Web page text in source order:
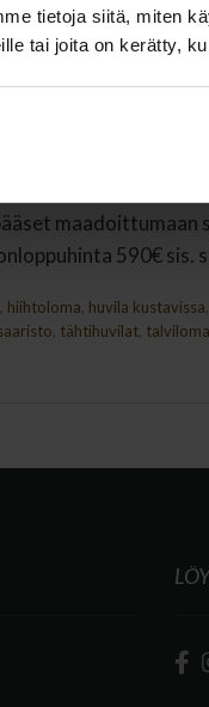
tietoja siitä, miten
tai joita on kerätty,
ja
590€ sis.
hiihtoloma huvila kustavissa
tähtihuvilat talviloma